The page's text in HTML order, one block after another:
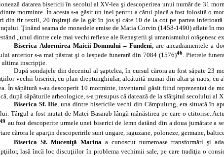
datarea bisericii în secolul al XV‑lea şi descoperirea unui număr de 31
morminte. În acesta s‑a găsit un inel pentru a cărui placă a fost folosită o
din fir textil, 20 înşiraţi de la gât în jos şi câte 10 de la cot pe partea inferioară
Ţinând seama de monedele emise de Matia Corvin (1458-1490) aflate în
„unul dintre cele mai vechi reflexe ale Renaşterii şi umanismului orăşenesc
Biserica Adormirea Maicii Domnului – Fundeni,are ancadramentele a
anterior s‑a mai păstrat şi o lespede funerară din 7084 (1576)46. Pietrele
ultima inscripţie.
După sondajele din deceniul al şaptelea, în cursul cărora au fost săpate 23
vechii biserici, cu plan dreptunghiular, alcătuită numai din altar şi naos, cu
În săpătură s‑au descoperit 10 morminte, inventarul găsit fiind reprezentat de
după săpăturile arheologice, s‑a presupus că datează de la sfârşitul secolului al
Biserica Sf. Ilie, una dintre bisericile vechi din Câmpulung, era situată în
Târgul a fost mutat de Matei Basarab lângă mânăstirea pe care o ctitorise.
49 au fost descoperite urmele unei biserici de lemn datând din a doua jumătate a
cărora le aparţin descoperirile sunt ungare, raguzane, poloneze, germane,
Biserica Sf. Muceniţă Marinaa cunoscut numeroase transformări şi
lasă încă loc discuţiilor în problema vechimii sale, pe care tradiţia o